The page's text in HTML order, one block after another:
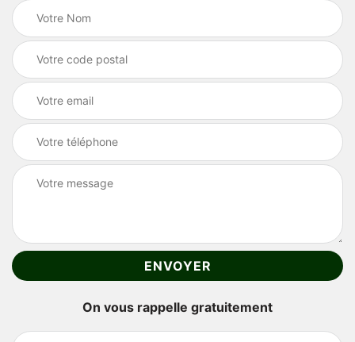
On vous rappelle gratuitement